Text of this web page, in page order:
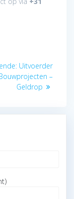
Volgend
bericht:
Uitvoerder
–
Geldrop